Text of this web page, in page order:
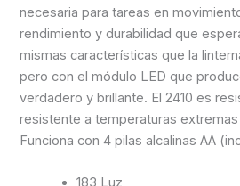
necesaria para tareas en
rendimiento y durabilidad que
mismas características que la
pero con el módulo LED que
verdadero y brillante. El 2410 es
resistente a temperaturas
Funciona con 4 pilas alcalinas AA
183 Luz